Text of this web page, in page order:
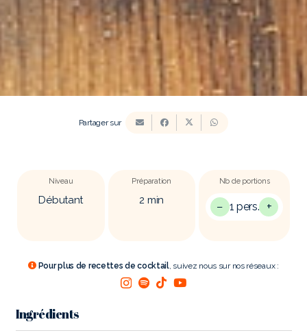
Partager sur
Niveau
Débutant
Préparation
2 min
Nb de portions
− 1 pers. +
Pour plus de recettes de cocktail, suivez nous sur nos réseaux :
Ingrédients